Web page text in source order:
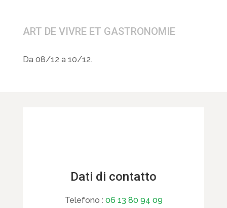
ART DE VIVRE ET GASTRONOMIE
Da 08/12 a 10/12.
Dati di contatto
Telefono : 06 13 80 94 09